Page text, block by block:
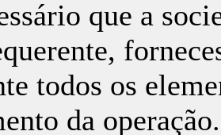
que a
todos os
da